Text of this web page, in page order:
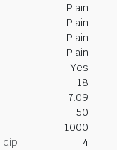
Plain
Plain
Plain
Plain
Yes
18
7.09
50
1000
dip
4